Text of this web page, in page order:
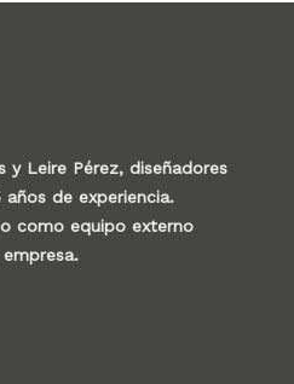
y Leire Pérez, diseñadores
de experiencia.
como equipo externo